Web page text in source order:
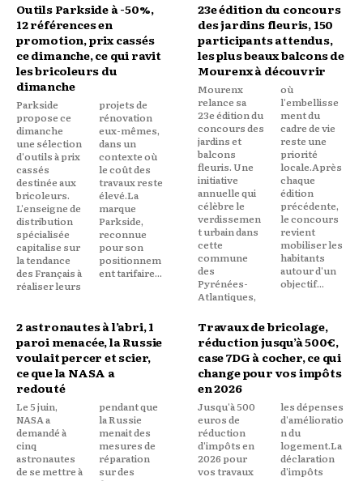
Outils Parkside à -50%,
12 références en
promotion, prix cassés
ce dimanche, ce qui ravit
les bricoleurs du
dimanche
Parkside
propose ce
dimanche
une sélection
d'outils à prix
cassés
destinée aux
bricoleurs.
L'enseigne de
distribution
spécialisée
capitalise sur
la tendance
des Français à
réaliser leurs
projets de
rénovation
eux-mêmes,
dans un
contexte où
le coût des
travaux reste
élevé.La
marque
Parkside,
reconnue
pour son
positionnem
ent tarifaire...
23e édition du concours
des jardins fleuris, 150
participants attendus,
les plus beaux balcons de
Mourenx à découvrir
Mourenx
relance sa
23e édition du
concours des
jardins et
balcons
fleuris. Une
initiative
annuelle qui
célèbre le
verdissemen
t urbain dans
cette
commune
des
Pyrénées-
Atlantiques,
où
l'embellisse
ment du
cadre de vie
reste une
priorité
locale.Après
chaque
édition
précédente,
le concours
revient
mobiliser les
habitants
autour d'un
objectif...
2 astronautes à l’abri, 1
paroi menacée, la Russie
voulait percer et scier,
ce que la NASA a
redouté
Le 5 juin,
NASA a
demandé à
cinq
astronautes
de se mettre à
pendant que
la Russie
menait des
mesures de
réparation
sur des
Travaux de bricolage,
réduction jusqu’à 500€,
case 7DG à cocher, ce qui
change pour vos impôts
en 2026
Jusqu'à 500
euros de
réduction
d'impôts en
2026 pour
vos travaux
les dépenses
d'amélioratio
n du
logement.La
déclaration
d'impôts